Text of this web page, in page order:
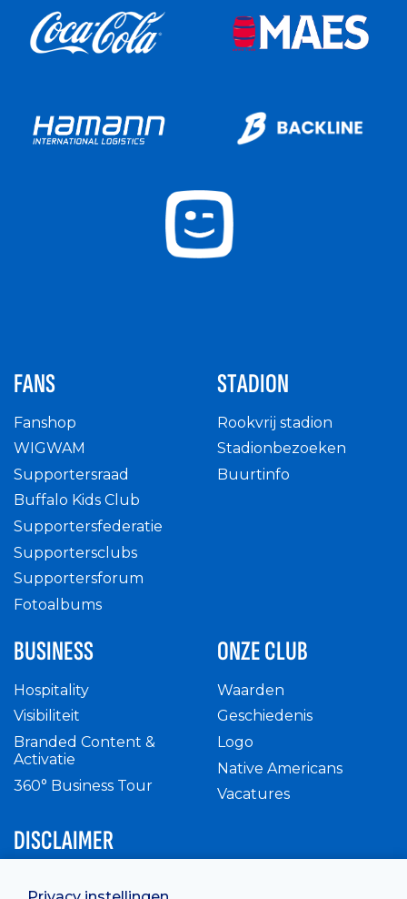
FANS
Fanshop
WIGWAM
Supportersraad
Buffalo Kids Club
Supportersfederatie
Supportersclubs
Supportersforum
Fotoalbums
STADION
Rookvrij stadion
Stadionbezoeken
Buurtinfo
BUSINESS
Hospitality
Visibiliteit
Branded Content &
Activatie
360° Business Tour
ONZE CLUB
Waarden
Geschiedenis
Logo
Native Americans
Vacatures
DISCLAIMER